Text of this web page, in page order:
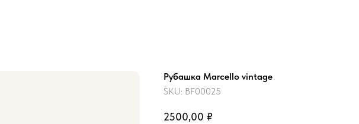
Рубашка Marcello vintage
SKU: BF00025
2500,00 ₽